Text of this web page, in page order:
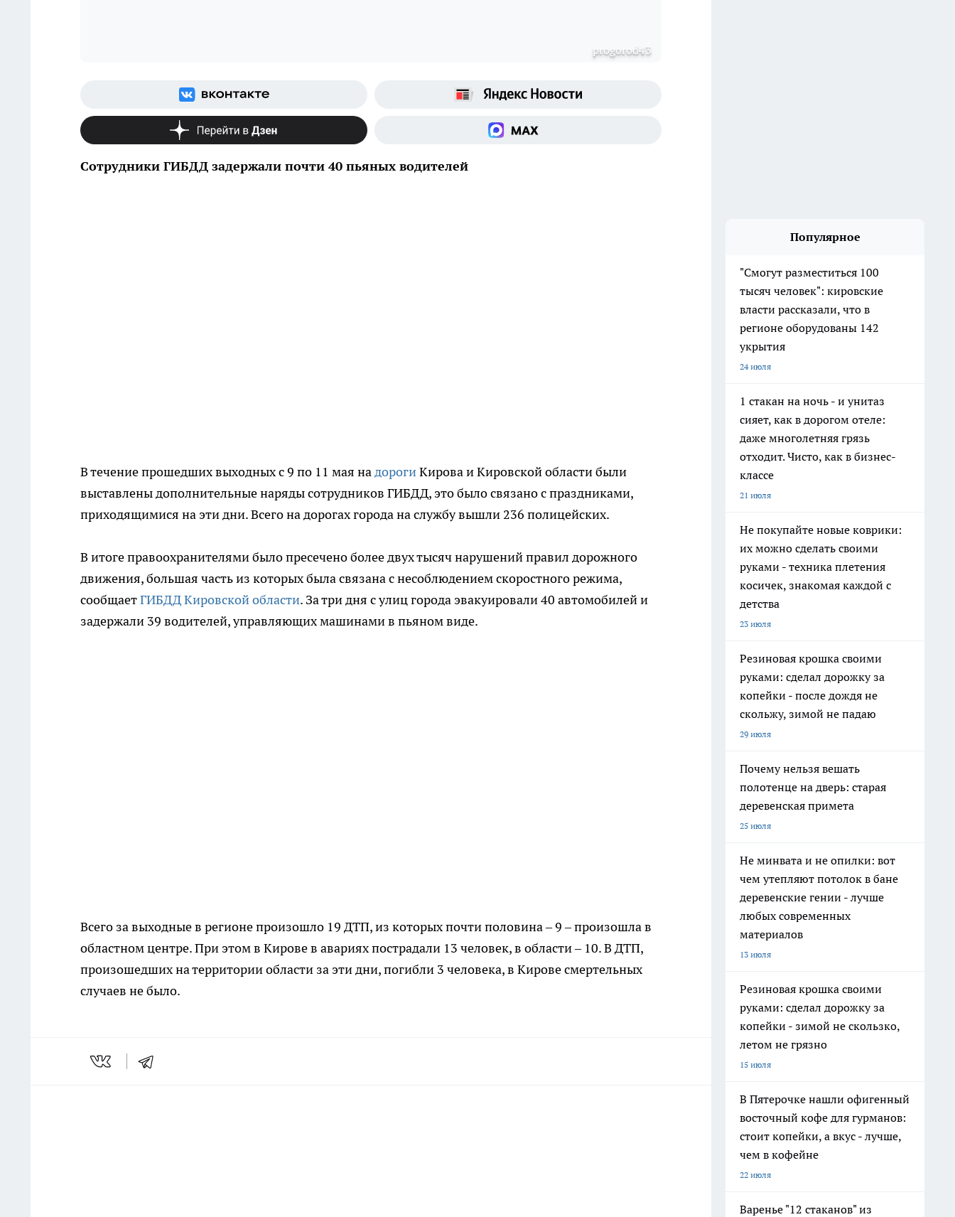
progorod43
Сотрудники ГИБДД задержали почти 40 пьяных водителей
В течение прошедших выходных с 9 по 11 мая надорогиКирова и Кировской области были
выставлены дополнительные наряды сотрудников ГИБДД, это было связано с праздниками,
приходящимися на эти дни. Всего на дорогах города на службу вышли 236 полицейских.
В итоге правоохранителями было пресечено более двух тысяч нарушений правил дорожного
движения, большая часть из которых была связана с несоблюдением скоростного режима,
сообщаетГИБДД Кировской области. За три дня с улиц города эвакуировали 40 автомобилей и
задержали 39 водителей, управляющих машинами в пьяном виде.
Всего за выходные в регионе произошло 19 ДТП, из которых почти половина – 9 – произошла в
областном центре. При этом в Кирове в авариях пострадали 13 человек, в области – 10. В ДТП,
произошедших на территории области за эти дни, погибли 3 человека, в Кирове смертельных
случаев не было.
Популярное
"Смогут разместиться 100
тысяч человек": кировские
власти рассказали, что в
регионе оборудованы 142
укрытия
24 июля
1 стакан на ночь - и унитаз
сияет, как в дорогом отеле:
даже многолетняя грязь
отходит. Чисто, как в бизнес-
классе
21 июля
Не покупайте новые коврики:
их можно сделать своими
руками - техника плетения
косичек, знакомая каждой с
детства
23 июля
Резиновая крошка своими
руками: сделал дорожку за
копейки - после дождя не
скольжу, зимой не падаю
29 июля
Почему нельзя вешать
полотенце на дверь: старая
деревенская примета
25 июля
Не минвата и не опилки: вот
чем утепляют потолок в бане
деревенские гении - лучше
любых современных
материалов
13 июля
Резиновая крошка своими
руками: сделал дорожку за
копейки - зимой не скользко,
летом не грязно
15 июля
В Пятерочке нашли офигенный
восточный кофе для гурманов:
стоит копейки, а вкус - лучше,
чем в кофейне
22 июля
Варенье "12 стаканов" из